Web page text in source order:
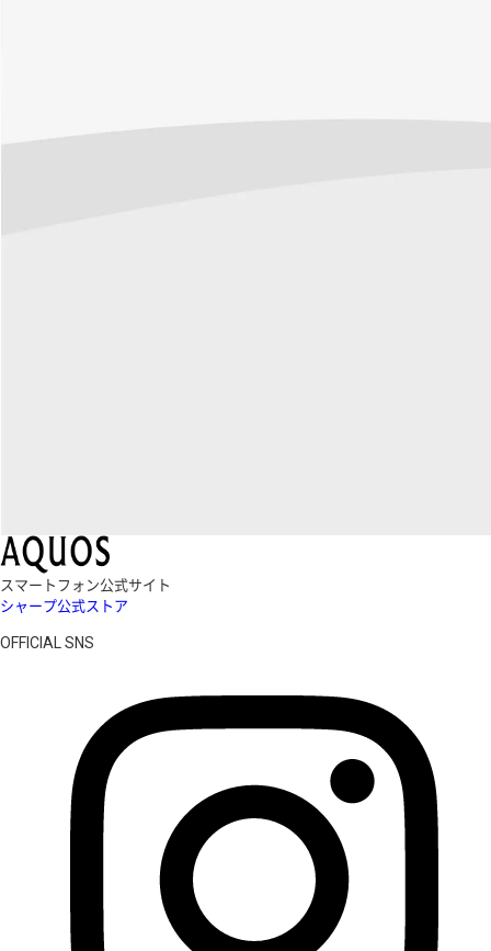
スマートフォン公式サイト
シャープ公式ストア
OFFICIAL SNS